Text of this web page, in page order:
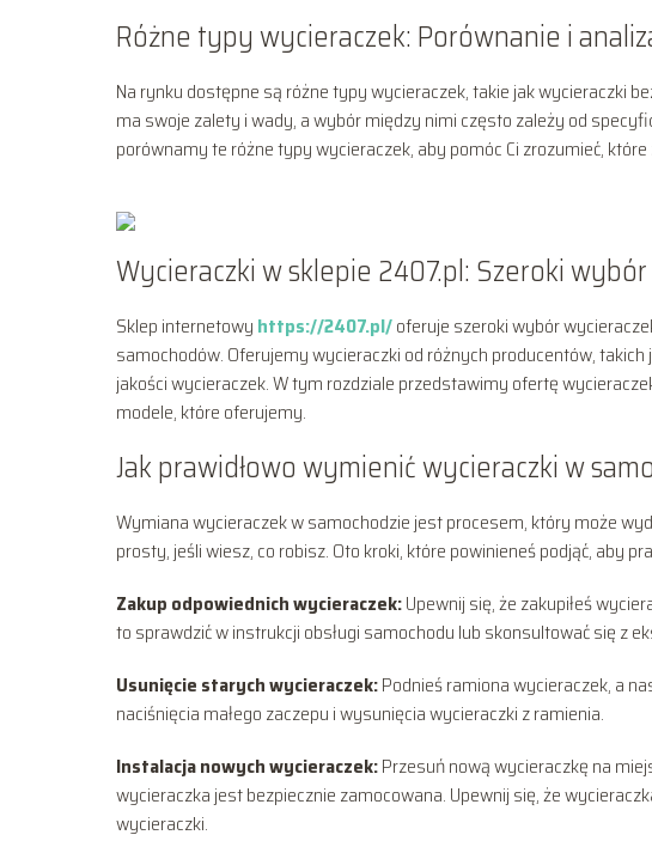
Różne typy wycieraczek: Porównanie i
Na rynku dostępne są różne typy wycieraczek, takie jak wycieraczki
ma swoje zalety i wady, a wybór między nimi często zależy od
porównamy te różne typy wycieraczek, aby pomóc Ci zrozumieć,
Wycieraczki w sklepie 2407.pl: Szeroki
Sklep internetowy https://2407.pl/oferuje szeroki wybór
samochodów. Oferujemy wycieraczki od różnych producentów, takich
jakości wycieraczek. W tym rozdziale przedstawimy ofertę
modele, które oferujemy.
Jak prawidłowo wymienić wycieraczki w
Wymiana wycieraczek w samochodzie jest procesem, który może
prosty, jeśli wiesz, co robisz. Oto kroki, które powinieneś podjąć, aby
Zakup odpowiednich wycieraczek:Upewnij się, że zakupiłeś
to sprawdzić w instrukcji obsługi samochodu lub skonsultować się z
Usunięcie starych wycieraczek:Podnieś ramiona wycieraczek, a
naciśnięcia małego zaczepu i wysunięcia wycieraczki z ramienia.
Instalacja nowych wycieraczek:Przesuń nową wycieraczkę na
wycieraczka jest bezpiecznie zamocowana. Upewnij się, że
wycieraczki.